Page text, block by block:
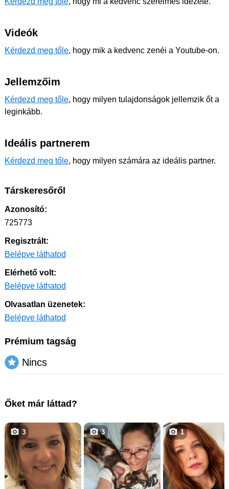
Videók
Kérdezd meg tőle, hogy mik a kedvenc zenéi a Youtube-on.
Jellemzőim
Kérdezd meg tőle, hogy milyen tulajdonságok jellemzik őt a
leginkább.
Ideális partnerem
Kérdezd meg tőle, hogy milyen számára az ideális partner.
Társkeresőről
Azonosító:
725773
Regisztrált:
Belépve láthatod
Elérhető volt:
Belépve láthatod
Olvasatlan üzenetek:
Belépve láthatod
Prémium tagság
Nincs
Őket már láttad?
3 3 1